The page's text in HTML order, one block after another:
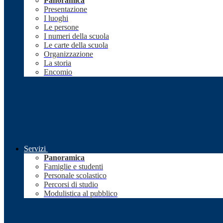
Presentazione
I luoghi
Le persone
I numeri della scuola
Le carte della scuola
Organizzazione
La storia
Encomio
Servizi
Panoramica
Famiglie e studenti
Personale scolastico
Percorsi di studio
Modulistica al pubblico